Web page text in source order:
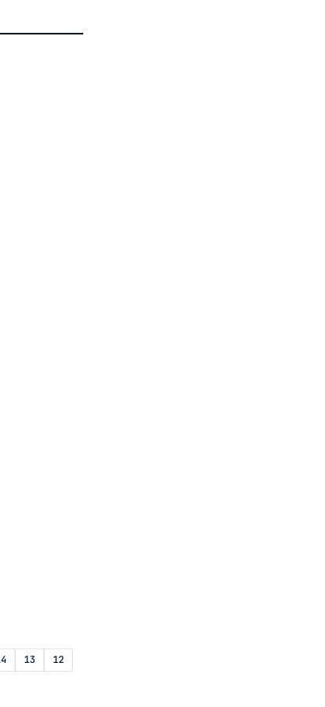
13
12